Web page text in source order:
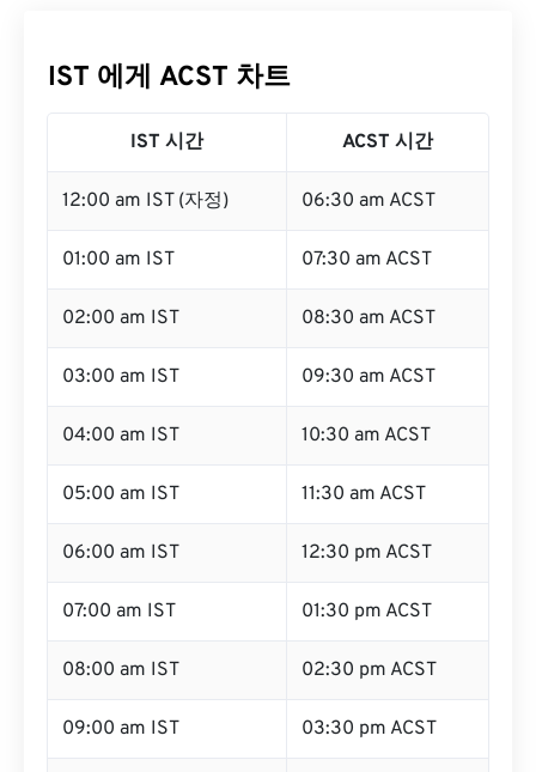
IST 에게 ACST 차트
IST 시간 ACST 시간
12:00 am IST (자정) 06:30 am ACST
01:00 am IST 07:30 am ACST
02:00 am IST 08:30 am ACST
03:00 am IST 09:30 am ACST
04:00 am IST 10:30 am ACST
05:00 am IST 11:30 am ACST
06:00 am IST 12:30 pm ACST
07:00 am IST 01:30 pm ACST
08:00 am IST 02:30 pm ACST
09:00 am IST 03:30 pm ACST